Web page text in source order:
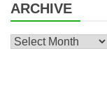
ARCHIVE
Archive